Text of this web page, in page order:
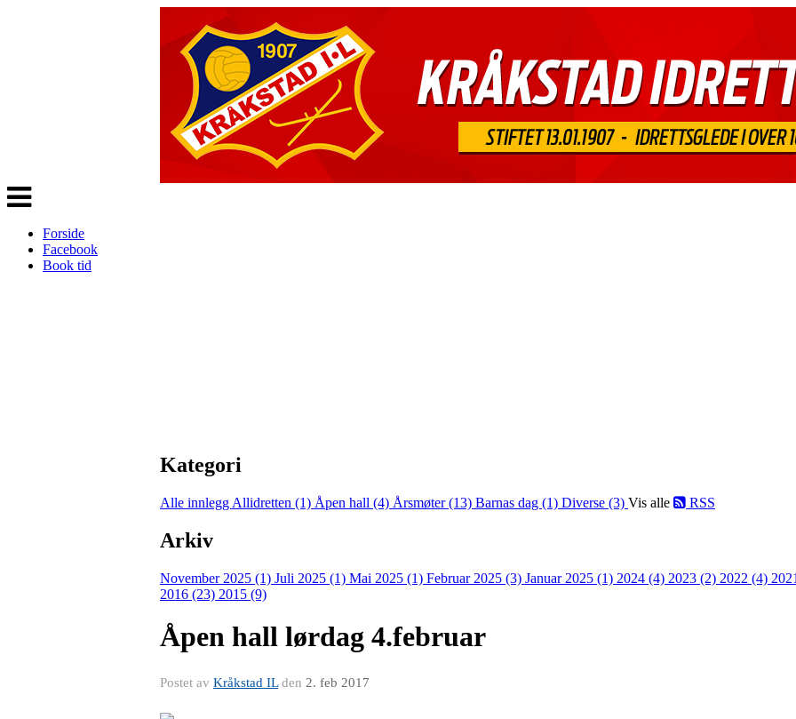
Veksle
navigasjon
Forside
Facebook
Book tid
Kategori
Alle innlegg Allidretten (1) Åpen hall (4) Årsmøter (13) Barnas dag (1) Diverse (3) Vis alle RSS
Arkiv
November 2025 (1) Juli 2025 (1) Mai 2025 (1) Februar 2025 (3) Januar 2025 (1) 2024 (4) 2023 (2) 2022 (4)
2016 (23) 2015 (9)
Åpen hall lørdag 4.februar
Postet av Kråkstad ILden 2. feb 2017